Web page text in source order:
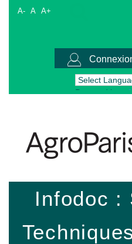
A- A A+
Powered by
Infodoc :